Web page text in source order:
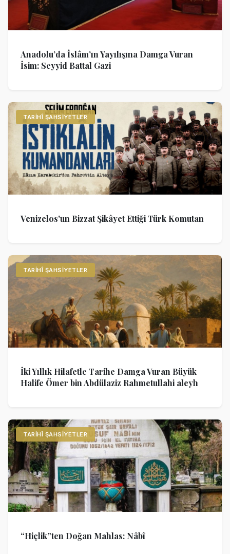
Anadolu’da İslâm’ın Yayılışına Damga Vuran
İsim: Seyyid Battal Gazi
TARIHÎ ŞAHSIYETLER
Venizelos'un Bizzat Şikâyet Ettiği Türk Komutan
TARIHÎ ŞAHSIYETLER
İki Yıllık Hilafetle Tarihe Damga Vuran Büyük
Halife Ömer bin Abdülaziz Rahmetullahi aleyh
TARIHÎ ŞAHSIYETLER
“Hiçlik”ten Doğan Mahlas: Nâbî